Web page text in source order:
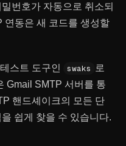
번호가 자동으로 취소되
연동은 새 코드를 생성할
스트 도구인 swaks
로
Gmail SMTP 서버를 통
핸드셰이크의 모든 단
쉽게 찾을 수 있습니다.